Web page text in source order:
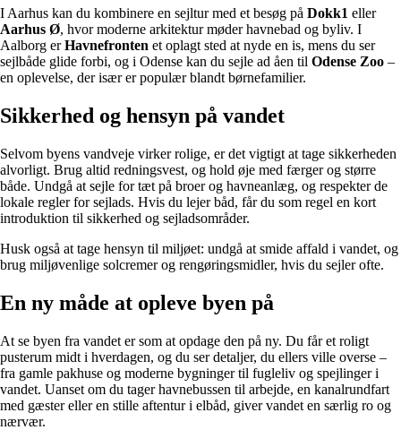
I Aarhus kan du kombinere en sejltur med et besøg på Dokk1 eller
Aarhus Ø, hvor moderne arkitektur møder havnebad og byliv. I
Aalborg erHavnefronten et oplagt sted at nyde en is, mens du ser
sejlbåde glide forbi, og i Odense kan du sejle ad åen til Odense Zoo –
en oplevelse, der især er populær blandt børnefamilier.
Sikkerhed og hensyn på vandet
Selvom byens vandveje virker rolige, er det vigtigt at tage sikkerheden
alvorligt. Brug altid redningsvest, og hold øje med færger og større
både. Undgå at sejle for tæt på broer og havneanlæg, og respekter de
lokale regler for sejlads. Hvis du lejer båd, får du som regel en kort
introduktion til sikkerhed og sejladsområder.
Husk også at tage hensyn til miljøet: undgå at smide affald i vandet, og
brug miljøvenlige solcremer og rengøringsmidler, hvis du sejler ofte.
En ny måde at opleve byen på
At se byen fra vandet er som at opdage den på ny. Du får et roligt
pusterum midt i hverdagen, og du ser detaljer, du ellers ville overse –
fra gamle pakhuse og moderne bygninger til fugleliv og spejlinger i
vandet. Uanset om du tager havnebussen til arbejde, en kanalrundfart
med gæster eller en stille aftentur i elbåd, giver vandet en særlig ro og
nærvær.